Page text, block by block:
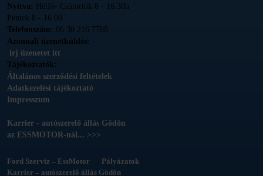
Nyitva: Hétfő- Csütörtök 8 - 16.30h
Péntek 8 - 16.00
Telefonszám: 06 30 216 7708
Azonnali üzenetküldés:
írj üzenetet itt
Tájékoztatók:
Általános szerződési feltételek
Adatkezelési tájékoztató
Impresszum
Karrier - autószerelő állás Gödön
az ESSMOTOR-nál... >>>
Ford Szerviz – EssMotor
Pályázatok
Karrier – autószerelő állás Gödön